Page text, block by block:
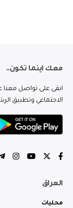
معك اينما تكون..
ابقى على تواصل معنا
الاجتماعي وتطبيق
العراق
محليات